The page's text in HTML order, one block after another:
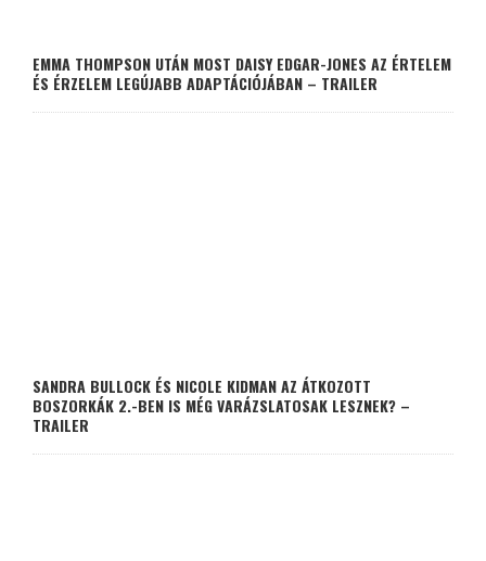
EMMA THOMPSON UTÁN MOST DAISY EDGAR-JONES AZ ÉRTELEM
ÉS ÉRZELEM LEGÚJABB ADAPTÁCIÓJÁBAN – TRAILER
SANDRA BULLOCK ÉS NICOLE KIDMAN AZ ÁTKOZOTT
BOSZORKÁK 2.-BEN IS MÉG VARÁZSLATOSAK LESZNEK? –
TRAILER